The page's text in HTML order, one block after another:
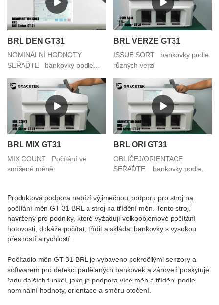
Produktová podpora nabízí výjimečnou podporu pro stroj na
počítání měn GT-31 BRL a stroj na třídění měn. Tento stroj,
navržený pro podniky, které vyžadují velkoobjemové počítání
hotovosti, dokáže počítat, třídit a skládat bankovky s vysokou
přesností a rychlostí.
Počítadlo měn GT-31 BRL je vybaveno pokročilými senzory a
softwarem pro detekci padělaných bankovek a zároveň poskytuje
řadu dalších funkcí, jako je podpora více měn a třídění podle
nominální hodnoty, orientace a směru otočení.
BRL DEN GT31
NOMINÁLNÍ HODNOTY
SEŘAĎTE bankovky podle
BRL VERZE GT31
ISSUE SORT bankovky podle
různých verzí
BRL MIX GT31
MIX COUNT Počítání ve
smíšené měně
BRL ORI GT31
OBLIČEJ/ORIENTACE
SEŘAĎTE bankovky podle